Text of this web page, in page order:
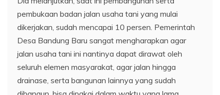
pembukaan badan jalan usaha tani yang mulai
dikerjakan, sudah mencapai 10 persen. Pemerintah
Desa Bandung Baru sangat mengharapkan agar
jalan usaha tani ini nantinya dapat dirawat oleh
seluruh elemen masyarakat, agar jalan hingga
drainase, serta bangunan lainnya yang sudah